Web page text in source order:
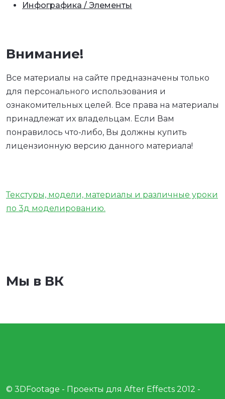
Инфографика / Элементы
Внимание!
Все материалы на сайте предназначены только
для персонального использования и
ознакомительных целей. Все права на материалы
принадлежат их владельцам. Если Вам
понравилось что-либо, Вы должны купить
лицензионную версию данного материала!
Текстуры, модели, материалы и различные уроки
по 3д моделированию.
Мы в ВК
© 3DFootage - Проекты для After Effects 2012 -